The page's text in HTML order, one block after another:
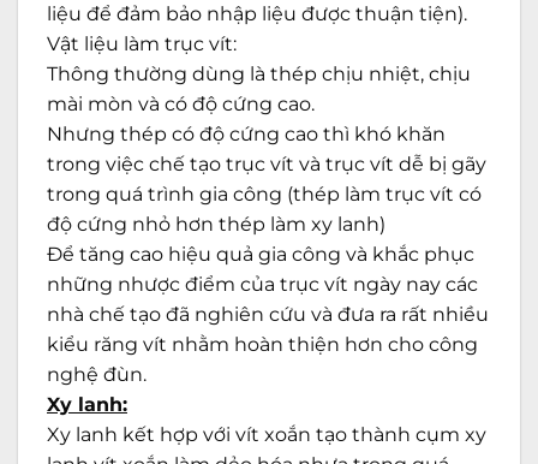
liệu để đảm bảo nhập liệu được thuận tiện).
Vật liệu làm trục vít:
Thông thường dùng là thép chịu nhiệt, chịu
mài mòn và có độ cứng cao.
Nhưng thép có độ cứng cao thì khó khăn
trong việc chế tạo trục vít và trục vít dễ bị gãy
trong quá trình gia công (thép làm trục vít có
độ cứng nhỏ hơn thép làm xy lanh)
Để tăng cao hiệu quả gia công và khắc phục
những nhược điểm của trục vít ngày nay các
nhà chế tạo đã nghiên cứu và đưa ra rất nhiều
kiểu răng vít nhằm hoàn thiện hơn cho công
nghệ đùn.
Xy lanh:
Xy lanh kết hợp với vít xoắn tạo thành cụm xy